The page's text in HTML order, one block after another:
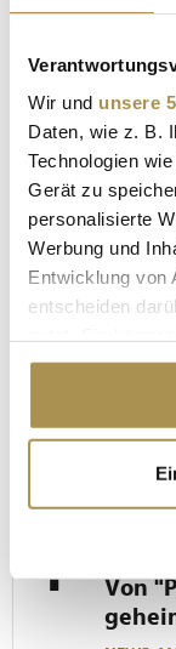
Wir und unsere
Daten, wie z. B.
Technologien
Gerät zu
personalisierte
Werbung und
Entwicklung von
entscheiden
Cookie-
Trigger Symbol
erfassen,
bestimmten
Erfahren Sie
Sommerloch"
MEISTGELESEN
Von